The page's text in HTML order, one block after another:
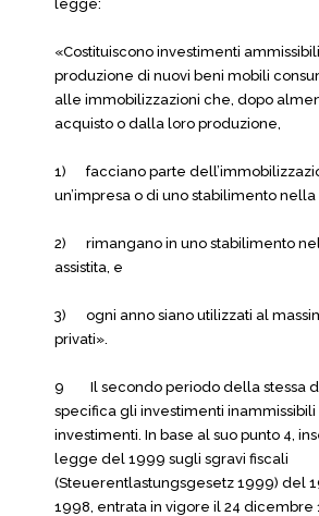
legge:
«Costituiscono investimenti
produzione di nuovi beni mobili
alle immobilizzazioni che, dopo
acquisto o dalla loro produzione,
1) facciano parte
un’impresa o di uno stabilimento
2) rimangano in uno stabilimento
assistita, e
3) ogni anno siano utilizzati al
privati».
9 Il secondo periodo della stessa
specifica gli investimenti inammissibili
investimenti. In base al suo punto 4,
legge del 1999 sugli sgravi fiscali
(Steuerentlastungsgesetz 1999) del
1998, entrata in vigore il 24 dicembre